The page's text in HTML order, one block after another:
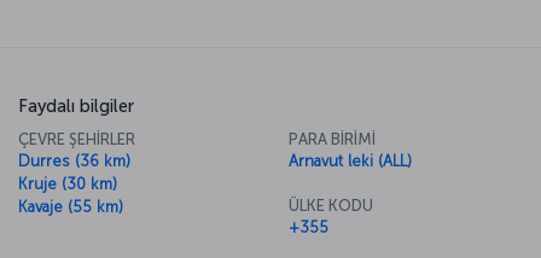
Codeshare (ortak) uçuşlarda, uçuşu gerçekleştiren hava yolunun
ürün ve hizmet standartları geçerlidir. Bu ürün ve hizmetlere dair
kural, koşullar için ilgili hava yolu sayfasını ziyaret edebilirsiniz. Bu
tarihi şehrin güzelliklerini keşfetmek için web sitemizden Tiran uçak
biletinizi alabilirsiniz.
Faydalı bilgiler
ÇEVRE ŞEHİRLER
Durres (36 km)
Kruje (30 km)
Kavaje (55 km)
PARA BİRİMİ
Arnavut leki (ALL)
ÜLKE KODU
+355